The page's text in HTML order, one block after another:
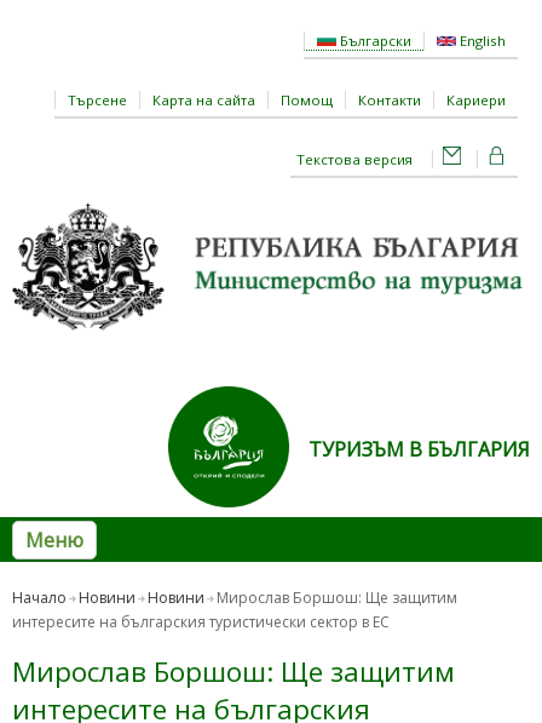
Български English
Търсене Карта на сайта Помощ Контакти Кариери
Текстова версия
ТУРИЗЪМ В БЪЛГАРИЯ
Меню
Начало Новини Новини
Мирослав Боршош: Ще защитим
интересите на българския туристически сектор в ЕС
Мирослав Боршош: Ще защитим
интересите на българския